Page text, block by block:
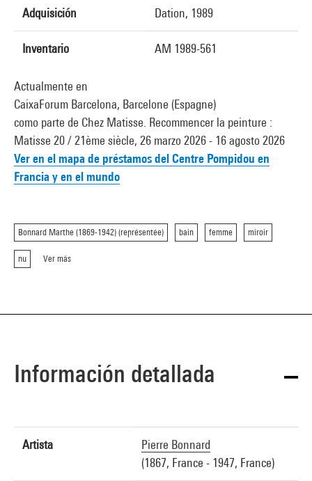
Adquisición Dation, 1989
Inventario AM 1989-561
Actualmente en
CaixaForum Barcelona, Barcelone (Espagne)
como parte de Chez Matisse. Recommencer la peinture :
Matisse 20 / 21ème siècle, 26 marzo 2026 - 16 agosto 2026
Ver en el mapa de préstamos del Centre Pompidou en
Francia y en el mundo
Bonnard Marthe (1869-1942) (représentée) bain femme miroir
nu Ver más
Información detallada
Artista
Pierre Bonnard
(1867, France - 1947, France)